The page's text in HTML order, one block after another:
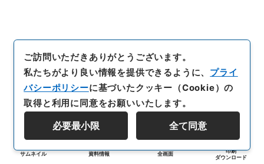
サムネイル 資料情報 全画面
印刷
ダウンロード
ご訪問いただきありがとうございます。
私たちがより良い情報を提供できるように、 プライ
バシーポリシーに基づいたクッキー（Cookie）の
取得と利用に同意をお願いいたします。
必要最小限 全て同意